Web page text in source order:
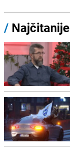
/ Najčitanije